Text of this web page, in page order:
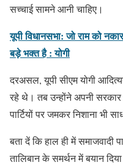
सच्चाई सामने आनी चाहिए।
यूपी विधानसभा: जो राम को
बड़े भक्त है : योगी
दरअसल, यूपी सीएम योगी
रहे थे। तब उन्होंने अपनी सरकार
पार्टियों पर जमकर निशाना भी
बता दें कि हाल ही में समाजवादी
तालिबान के समर्थन में बयान